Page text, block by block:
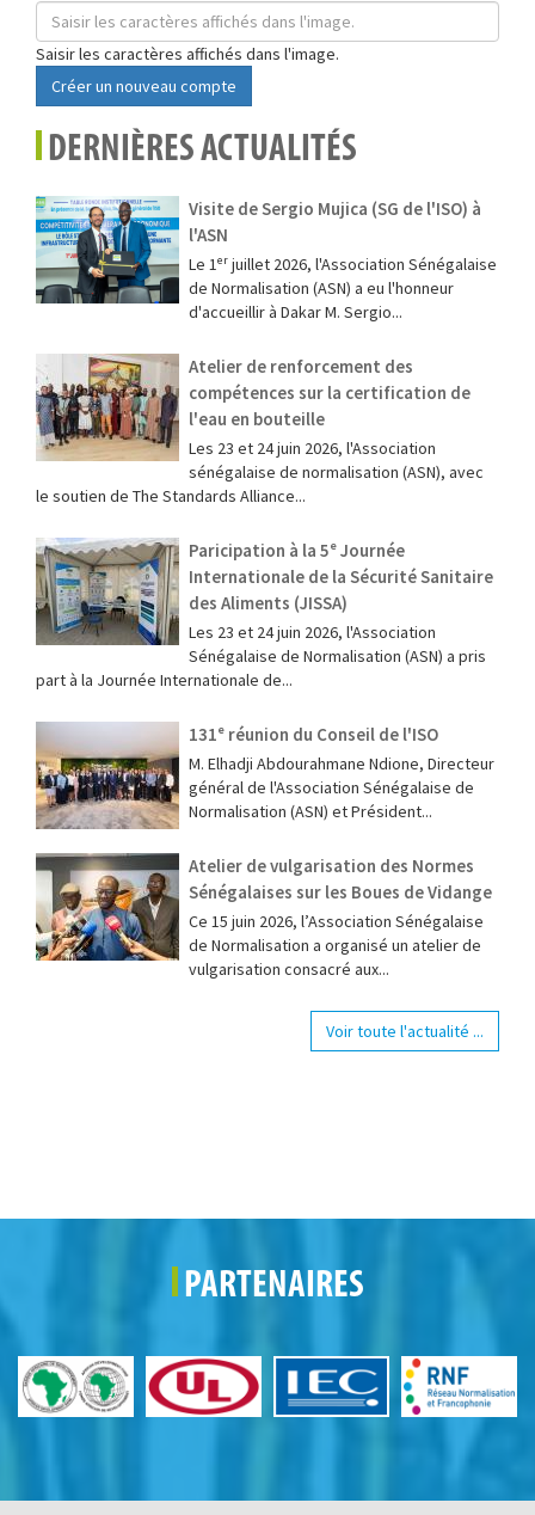
Saisir les caractères affichés dans l'image.
Créer un nouveau compte
DERNIÈRES ACTUALITÉS
Visite de Sergio Mujica (SG de l'ISO) à
l'ASN
Le 1ᵉʳ juillet 2026, l'Association Sénégalaise
de Normalisation (ASN) a eu l'honneur
d'accueillir à Dakar M. Sergio...
Atelier de renforcement des
compétences sur la certification de
l'eau en bouteille
Les 23 et 24 juin 2026, l'Association
sénégalaise de normalisation (ASN), avec
le soutien de The Standards Alliance...
Paricipation à la 5ᵉ Journée
Internationale de la Sécurité Sanitaire
des Aliments (JISSA)
‎Les 23 et 24 juin 2026, l'Association
Sénégalaise de Normalisation (ASN) a pris
part à la Journée Internationale de...
131ᵉ réunion du Conseil de l'ISO
M. Elhadji Abdourahmane Ndione, Directeur
général de l'Association Sénégalaise de
Normalisation (ASN) et Président...
Atelier de vulgarisation des Normes
Sénégalaises sur les Boues de Vidange
Ce 15 juin 2026, l’Association Sénégalaise
de Normalisation a organisé un atelier de
vulgarisation consacré aux...
Voir toute l'actualité ...
PARTENAIRES